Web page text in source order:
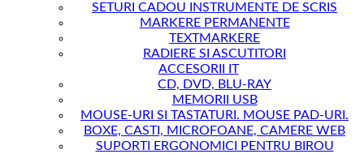
SETURI CADOU INSTRUMENTE DE SCRIS
MARKERE PERMANENTE
TEXTMARKERE
RADIERE SI ASCUTITORI
ACCESORII IT
CD, DVD, BLU-RAY
MEMORII USB
MOUSE-URI SI TASTATURI. MOUSE PAD-URI.
BOXE, CASTI, MICROFOANE, CAMERE WEB
SUPORTI ERGONOMICI PENTRU BIROU